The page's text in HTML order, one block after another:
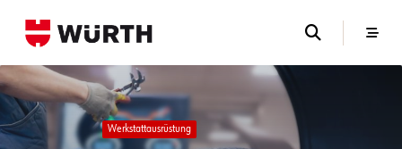
Werkstattausrüstung